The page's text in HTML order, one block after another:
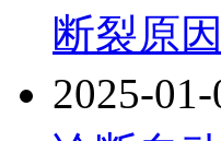
断裂原
2025-